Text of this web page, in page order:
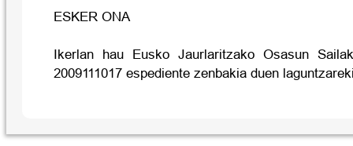
ESKER ONA
Ikerlan hau Eusko Jaurlaritzako Osasun
2009111017 espediente zenbakia duen